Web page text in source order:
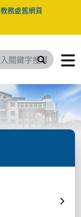
教務處舊網頁
搜尋